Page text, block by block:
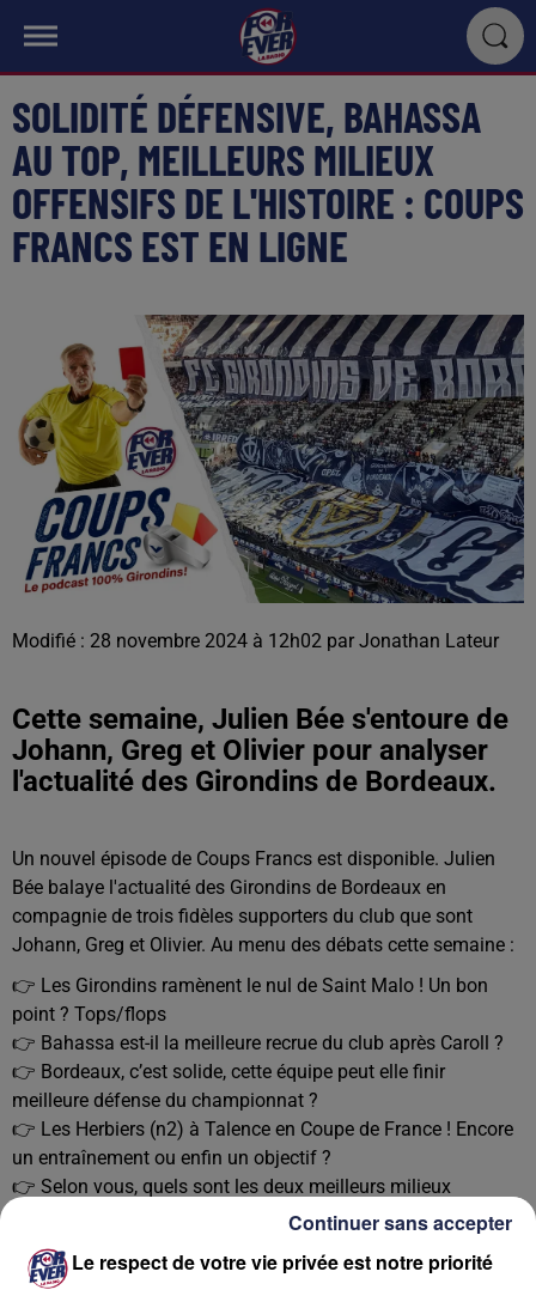
SOLIDITÉ DÉFENSIVE, BAHASSA
AU TOP, MEILLEURS MILIEUX
OFFENSIFS DE L'HISTOIRE : COUPS
FRANCS EST EN LIGNE
Modifié : 28 novembre 2024 à 12h02 par Jonathan Lateur
Cette semaine, Julien Bée s'entoure de
Johann, Greg et Olivier pour analyser
l'actualité des Girondins de Bordeaux.
Un nouvel épisode de Coups Francs est disponible. Julien
Bée balaye l'actualité des Girondins de Bordeaux en
compagnie de trois fidèles supporters du club que sont
Johann, Greg et Olivier. Au menu des débats cette semaine :
👉 Les Girondins ramènent le nul de Saint Malo ! Un bon
point ? Tops/flops
👉 Bahassa est-il la meilleure recrue du club après Caroll ?
👉 Bordeaux, c’est solide, cette équipe peut elle finir
meilleure défense du championnat ?
👉 Les Herbiers (n2) à Talence en Coupe de France ! Encore
un entraînement ou enfin un objectif ?
👉 Selon vous, quels sont les deux meilleurs milieux
Les épisodes précédents de Coups Francs sont disponibles
iciou directement sur les plateformes de streaming en ligne.
Le respect de votre vie privée est notre priorité
Continuer sans accepter